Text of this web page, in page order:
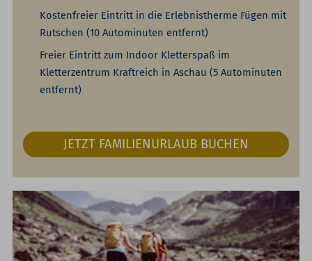
Kostenfreier Eintritt in die Erlebnistherme Fügen mit
Rutschen (10 Autominuten entfernt)
Freier Eintritt zum Indoor Kletterspaß im
Kletterzentrum Kraftreich in Aschau (5 Autominuten
entfernt)
JETZT FAMILIENURLAUB BUCHEN